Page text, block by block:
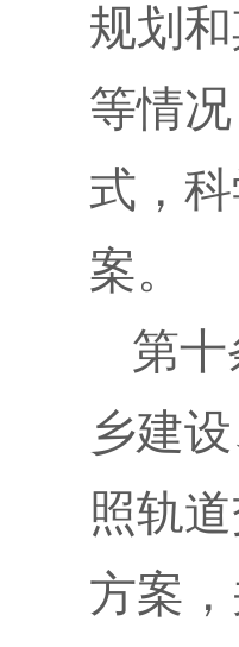
规划
等情
式，
案。
第
乡建
照轨
方案